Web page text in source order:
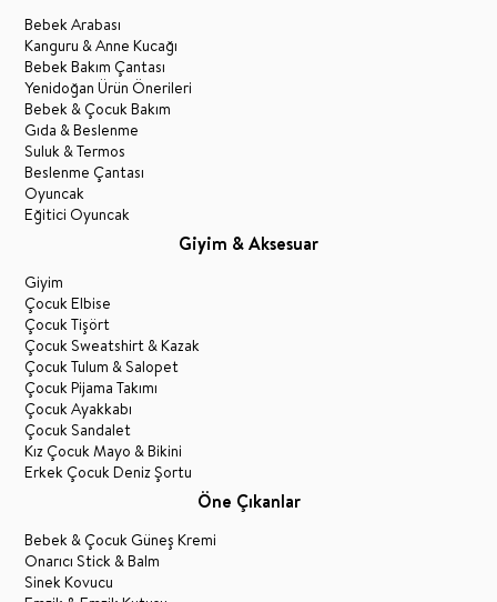
Bebek Arabası
Kanguru & Anne Kucağı
Bebek Bakım Çantası
Yenidoğan Ürün Önerileri
Bebek & Çocuk Bakım
Gıda & Beslenme
Suluk & Termos
Beslenme Çantası
Oyuncak
Eğitici Oyuncak
Giyim & Aksesuar
Giyim
Çocuk Elbise
Çocuk Tişört
Çocuk Sweatshirt & Kazak
Çocuk Tulum & Salopet
Çocuk Pijama Takımı
Çocuk Ayakkabı
Çocuk Sandalet
Kız Çocuk Mayo & Bikini
Erkek Çocuk Deniz Şortu
Öne Çıkanlar
Bebek & Çocuk Güneş Kremi
Onarıcı Stick & Balm
Sinek Kovucu